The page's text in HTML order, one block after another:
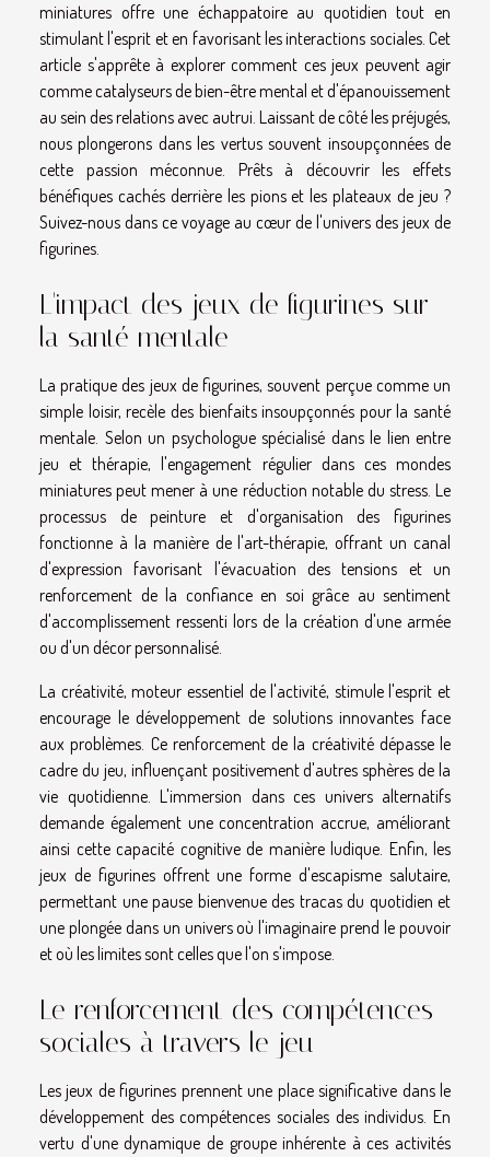
miniatures offre une échappatoire au quotidien tout en
stimulant l'esprit et en favorisant les interactions sociales. Cet
article s'apprête à explorer comment ces jeux peuvent agir
comme catalyseurs de bien-être mental et d'épanouissement
au sein des relations avec autrui. Laissant de côté les préjugés,
nous plongerons dans les vertus souvent insoupçonnées de
cette passion méconnue. Prêts à découvrir les effets
bénéfiques cachés derrière les pions et les plateaux de jeu ?
Suivez-nous dans ce voyage au cœur de l'univers des jeux de
figurines.
L'impact des jeux de figurines sur
la santé mentale
La pratique des jeux de figurines, souvent perçue comme un
simple loisir, recèle des bienfaits insoupçonnés pour la santé
mentale. Selon un psychologue spécialisé dans le lien entre
jeu et thérapie, l'engagement régulier dans ces mondes
miniatures peut mener à une réduction notable du stress. Le
processus de peinture et d'organisation des figurines
fonctionne à la manière de l'art-thérapie, offrant un canal
d'expression favorisant l'évacuation des tensions et un
renforcement de la confiance en soi grâce au sentiment
d'accomplissement ressenti lors de la création d'une armée
ou d'un décor personnalisé.
La créativité, moteur essentiel de l'activité, stimule l'esprit et
encourage le développement de solutions innovantes face
aux problèmes. Ce renforcement de la créativité dépasse le
cadre du jeu, influençant positivement d'autres sphères de la
vie quotidienne. L'immersion dans ces univers alternatifs
demande également une concentration accrue, améliorant
ainsi cette capacité cognitive de manière ludique. Enfin, les
jeux de figurines offrent une forme d'escapisme salutaire,
permettant une pause bienvenue des tracas du quotidien et
une plongée dans un univers où l'imaginaire prend le pouvoir
et où les limites sont celles que l'on s'impose.
Le renforcement des compétences
sociales à travers le jeu
Les jeux de figurines prennent une place significative dans le
développement des compétences sociales des individus. En
vertu d'une dynamique de groupe inhérente à ces activités